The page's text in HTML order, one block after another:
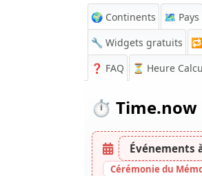
🌍 Continents 🗺️ Pays
🔧 Widgets gratuits
🔁
❓ FAQ ⏳ Heure
⏱️ Time.now
Événements
Cérémonie du